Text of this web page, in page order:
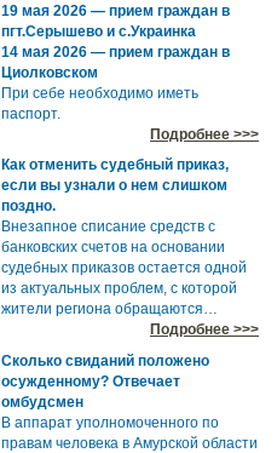
19 мая 2026 — прием граждан в
пгт.Серышево и с.Украинка
14 мая 2026 — прием граждан в
Циолковском
При себе необходимо иметь
паспорт.
Подробнее >>>
Как отменить судебный приказ,
если вы узнали о нем слишком
поздно.
Внезапное списание средств с
банковских счетов на основании
судебных приказов остается одной
из актуальных проблем, с которой
жители региона обращаются…
Подробнее >>>
Сколько свиданий положено
осужденному? Отвечает
омбудсмен
В аппарат уполномоченного по
правам человека в Амурской области